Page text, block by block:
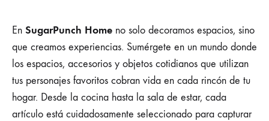
En SugarPunch Home no solo decoramos espacios, sino
que creamos experiencias. Sumérgete en un mundo donde
los espacios, accesorios y objetos cotidianos que utilizan
tus personajes favoritos cobran vida en cada rincón de tu
hogar. Desde la cocina hasta la sala de estar, cada
artículo está cuidadosamente seleccionado para capturar